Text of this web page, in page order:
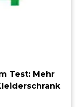
Test: Mehr